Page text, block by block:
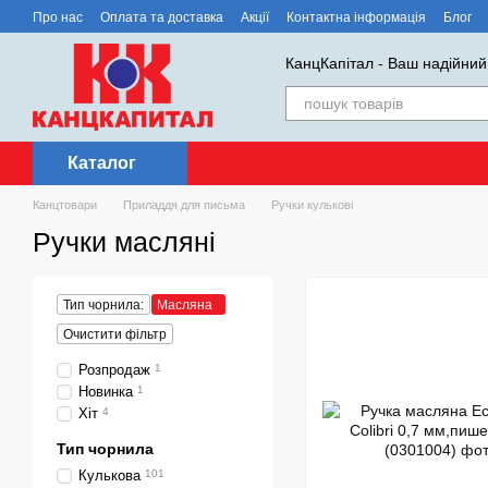
Перейти до основного контенту
Про нас Оплата та доставка Акції Контактна інформація Блог
КанцКапітал - Ваш
Каталог
Канцтовари Приладдя для письма Ручки кулькові
Ручки масляні
Тип чорнила:
Масляна
Очистити фільтр
Розпродаж 1
Новинка 1
Хіт 4
Тип чорнила
Кулькова 101